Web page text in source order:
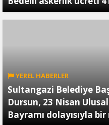
YEREL HABERLER
Sultangazi Belediye
Dursun, 23 Nisan
Bayramı dolayısıyla